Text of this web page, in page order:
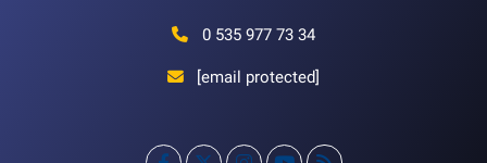
0 535 977 73 34
[email protected]